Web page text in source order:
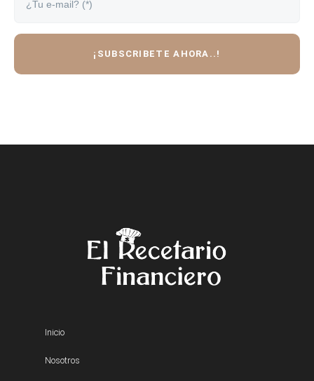
¡SUBSCRIBETE AHORA..!
Inicio
Nosotros